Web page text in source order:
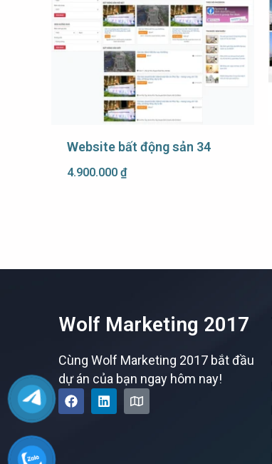
Website bất động sản 34
4.900.000 ₫
Wolf Marketing 2017
Cùng Wolf Marketing 2017 bắt đầu
dự án của bạn ngay hôm nay!
F
a
L
i
M
a